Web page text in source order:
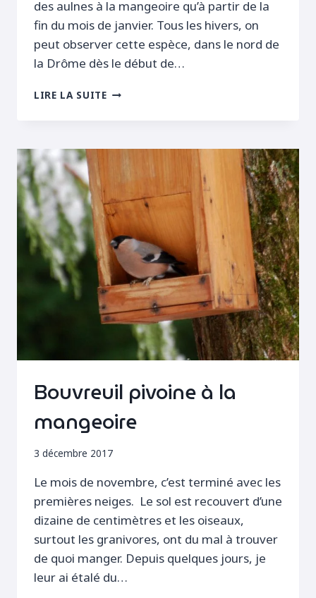
des aulnes à la mangeoire qu’à partir de la
fin du mois de janvier. Tous les hivers, on
peut observer cette espèce, dans le nord de
la Drôme dès le début de…
LIRE LA SUITETARINS
LA
Bouvreuil pivoine à la
mangeoire
3 décembre 2017
Le mois de novembre, c’est terminé avec les
premières neiges. Le sol est recouvert d’une
dizaine de centimètres et les oiseaux,
surtout les granivores, ont du mal à trouver
de quoi manger. Depuis quelques jours, je
leur ai étalé du…